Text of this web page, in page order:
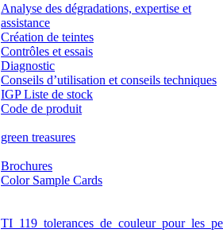
Analyse des dégradations, expertise et
assistance
Création de teintes
Contrôles et essais
Diagnostic
Conseils d’utilisation et conseils techniques
IGP Liste de stock
Code de produit
green treasures
Brochures
Color Sample Cards